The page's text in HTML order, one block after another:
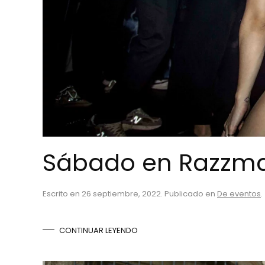
Sábado en
Escrito en 26 septiembre, 2022. Publicado en De eventos.
CONTINUAR LEYENDO